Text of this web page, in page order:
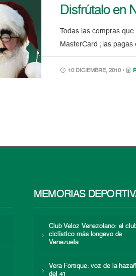
Disfrútalo en
Todas las compras
MasterCard ¡las
10 DICIEMBRE, 2010 •
MEMORIAS
Club Veloz Venezolano: el
ciclístico más longevo de
Venezuela
Vera Fortique: voz de la
del 41